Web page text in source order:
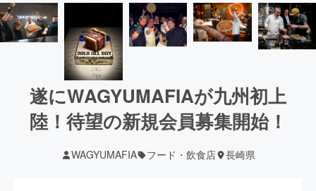
遂にWAGYUMAFIAが九州初上
陸！待望の新規会員募集開始！
WAGYUMAFIA フード・飲食店 長崎県